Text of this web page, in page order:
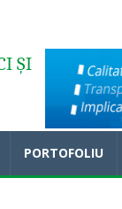
ȘI
PORTOFOLIU